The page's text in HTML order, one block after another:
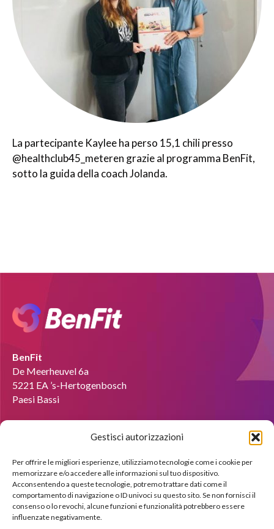
Gestisci autorizzazioni
Per offrire le migliori esperienze, utilizziamo tecnologie come i cookie per
memorizzare e/o accedere alle informazioni sul tuo dispositivo.
Acconsentendo a queste tecnologie, potremo trattare dati come il
comportamento di navigazione o ID univoci su questo sito. Se non fornisci il
consenso o lo revochi, alcune funzioni e funzionalità potrebbero essere
influenzate negativamente.
La partecipante Kaylee ha perso 15,1 chili presso
@healthclub45_meteren grazie al programma BenFit,
sotto la guida della coach Jolanda.
BenFit
De Meerheuvel 6a
5221 EA ’s-Hertogenbosch
Paesi Bassi
Diventare coach?
Saremo lieti di mostrarti le possibilità attraverso una
dimostrazione gratuita.